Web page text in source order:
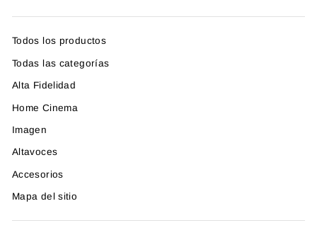
Todos los productos
Todas las categorías
Alta Fidelidad
Home Cinema
Imagen
Altavoces
Accesorios
Mapa del sitio